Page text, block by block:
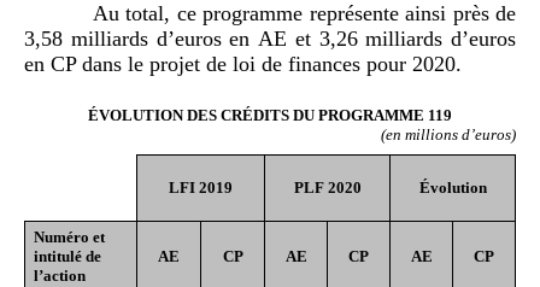
Au total, ce programme représente ainsi près de
3,58 milliards d’euros en AE et 3,26 milliards d’euros
en CP dans le projet de loi de finances pour 2020.
ÉVOLUTION DES CRÉDITS DU PROGRAMME 119
(en millions d’euros)
LFI 2019 PLF 2020 Évolution
Numéro et
intitulé de
l’action
AE CP AE CP AE CP